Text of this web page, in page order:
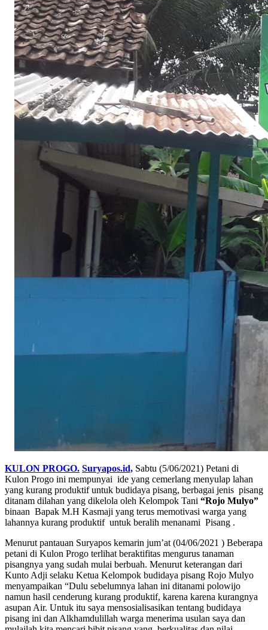
KULON PROGO. Suryapos.id, Sabtu (5/06/2021) Petani di
Kulon Progo ini mempunyai ide yang cemerlang menyulap lahan
yang kurang produktif untuk budidaya pisang, berbagai jenis pisang
ditanam dilahan yang dikelola oleh Kelompok Tani “Rojo Mulyo”
binaan Bapak M.H Kasmaji yang terus memotivasi warga yang
lahannya kurang produktif untuk beralih menanami Pisang .
Menurut pantauan Suryapos kemarin jum’at (04/06/2021 ) Beberapa
petani di Kulon Progo terlihat beraktifitas mengurus tanaman
pisangnya yang sudah mulai berbuah. Menurut keterangan dari
Kunto Adji selaku Ketua Kelompok budidaya pisang Rojo Mulyo
menyampaikan “Dulu sebelumnya lahan ini ditanami polowijo
namun hasil cenderung kurang produktif, karena karena kurangnya
asupan Air. Untuk itu saya mensosialisasikan tentang budidaya
pisang ini dan Alkhamdulillah warga menerima usulan saya dan